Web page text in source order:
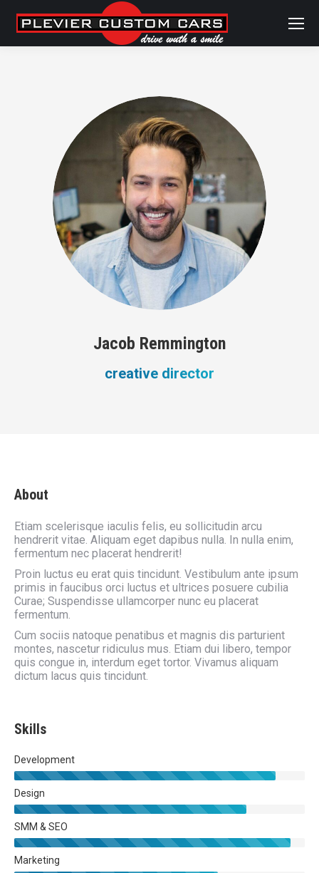
Jacob Remmington
creative director
About
Etiam scelerisque iaculis felis, eu sollicitudin arcu
hendrerit vitae. Aliquam eget dapibus nulla. In nulla enim,
fermentum nec placerat hendrerit!
Proin luctus eu erat quis tincidunt. Vestibulum ante ipsum
primis in faucibus orci luctus et ultrices posuere cubilia
Curae; Suspendisse ullamcorper nunc eu placerat
fermentum.
Cum sociis natoque penatibus et magnis dis parturient
montes, nascetur ridiculus mus. Etiam dui libero, tempor
quis congue in, interdum eget tortor. Vivamus aliquam
dictum lacus quis tincidunt.
Skills
Development
Design
SMM & SEO
Marketing